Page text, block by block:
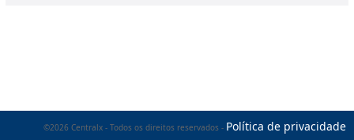
©2026 Centralx - Todos os direitos reservados - Política de privacidade